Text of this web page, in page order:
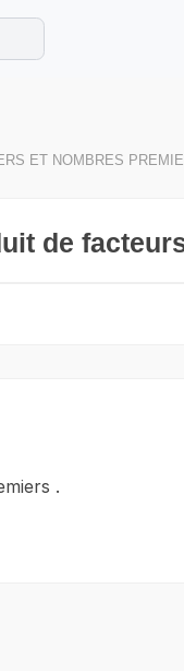
été !
corrigés en
ET NOMBRES
de
.